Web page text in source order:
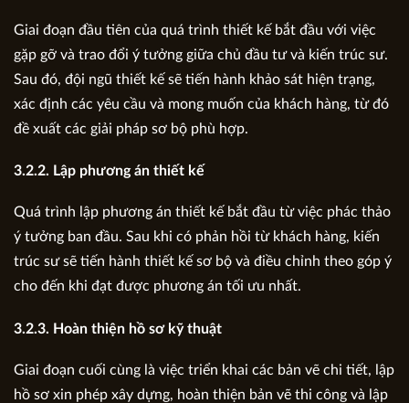
Giai đoạn đầu tiên của quá trình thiết kế bắt đầu với việc
gặp gỡ và trao đổi ý tưởng giữa chủ đầu tư và kiến trúc sư.
Sau đó, đội ngũ thiết kế sẽ tiến hành khảo sát hiện trạng,
xác định các yêu cầu và mong muốn của khách hàng, từ đó
đề xuất các giải pháp sơ bộ phù hợp.
3.2.2. Lập phương án thiết kế
Quá trình lập phương án thiết kế bắt đầu từ việc phác thảo
ý tưởng ban đầu. Sau khi có phản hồi từ khách hàng, kiến
trúc sư sẽ tiến hành thiết kế sơ bộ và điều chỉnh theo góp ý
cho đến khi đạt được phương án tối ưu nhất.
3.2.3. Hoàn thiện hồ sơ kỹ thuật
Giai đoạn cuối cùng là việc triển khai các bản vẽ chi tiết, lập
hồ sơ xin phép xây dựng, hoàn thiện bản vẽ thi công và lập